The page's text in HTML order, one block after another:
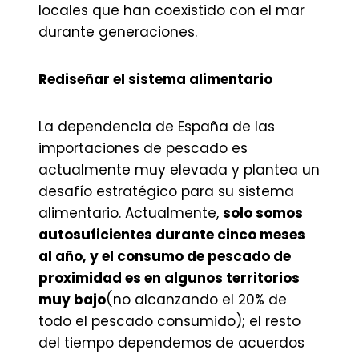
locales que han coexistido con el mar
durante generaciones.
Rediseñar el sistema alimentario
La dependencia de España de las
importaciones de pescado es
actualmente muy elevada y plantea un
desafío estratégico para su sistema
alimentario. Actualmente, solo somos
autosuficientes durante cinco meses
al año, y el consumo de pescado de
proximidad es en algunos territorios
muy bajo(no alcanzando el 20% de
todo el pescado consumido); el resto
del tiempo dependemos de acuerdos